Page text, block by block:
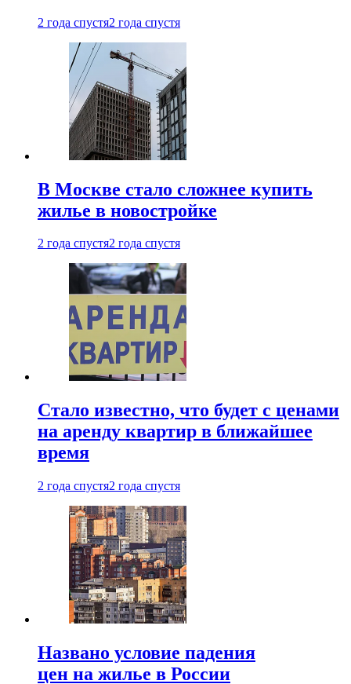
2 года спустя2 года спустя
В Москве стало сложнее купить
жилье в новостройке
2 года спустя2 года спустя
Стало известно, что будет с ценами
на аренду квартир в ближайшее
время
2 года спустя2 года спустя
Названо условие падения
цен на жилье в России